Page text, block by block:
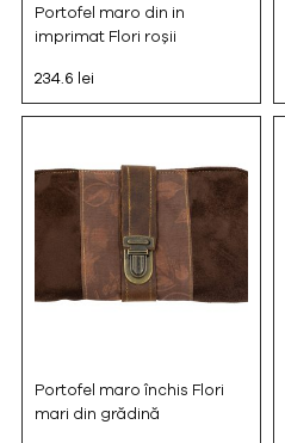
Portofel maro din in
imprimat Flori roșii
234.6 lei
Portofel maro închis Flori
mari din grădină